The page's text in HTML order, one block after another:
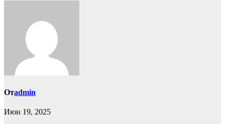
Отadmin
Июн 19, 2025